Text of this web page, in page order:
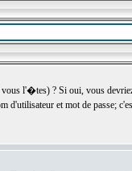
l'�tes) ? Si oui, vous
et mot de passe;